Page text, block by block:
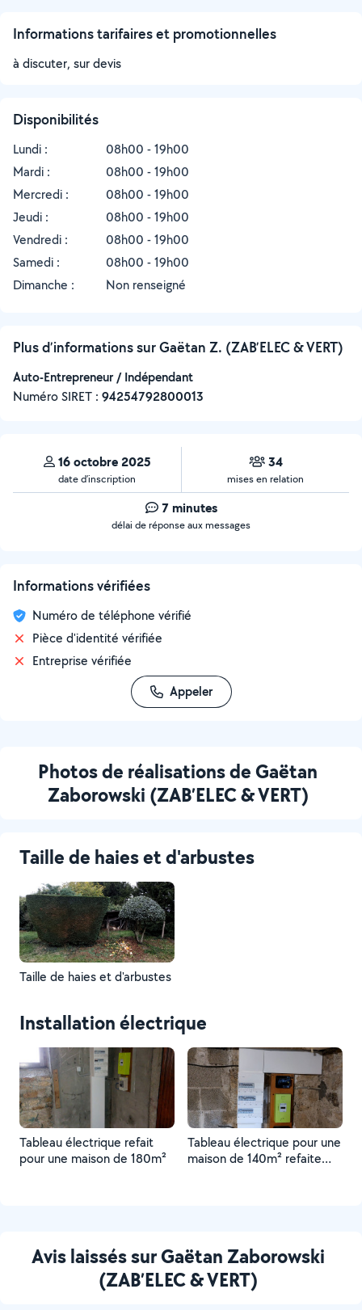
Informations tarifaires et promotionnelles
à discuter, sur devis
Disponibilités
Lundi :
08h00 - 19h00
Mardi :
08h00 - 19h00
Mercredi :
08h00 - 19h00
Jeudi :
08h00 - 19h00
Vendredi :
08h00 - 19h00
Samedi :
08h00 - 19h00
Dimanche :
Non renseigné
Plus d’informations sur Gaëtan Z. (ZAB’ELEC & VERT)
Auto-Entrepreneur / Indépendant
Numéro SIRET : ‍94254792800013
16 octobre 2025
date d’inscription
34
mises en relation
7 minutes
délai de réponse aux messages
Informations vérifiées
Numéro de téléphone vérifié
Pièce d'identité vérifiée
Entreprise vérifiée
Appeler
Photos de réalisations de Gaëtan
Zaborowski (ZAB’ELEC & VERT)
Taille de haies et d'arbustes
Taille de haies et d'arbustes
Installation électrique
Tableau électrique refait
pour une maison de 180m²
Tableau électrique pour une
maison de 140m² refaite
Avis laissés sur Gaëtan Zaborowski
(ZAB’ELEC & VERT)